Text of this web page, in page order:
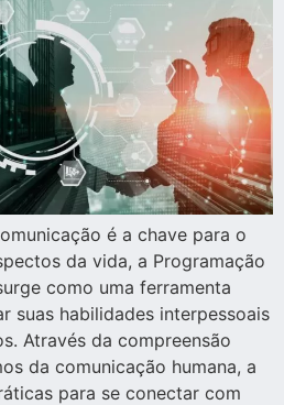
é a chave para o
da vida, a Programação
como uma ferramenta
suas habilidades interpessoais
Através da compreensão
da comunicação humana, a
para se conectar com